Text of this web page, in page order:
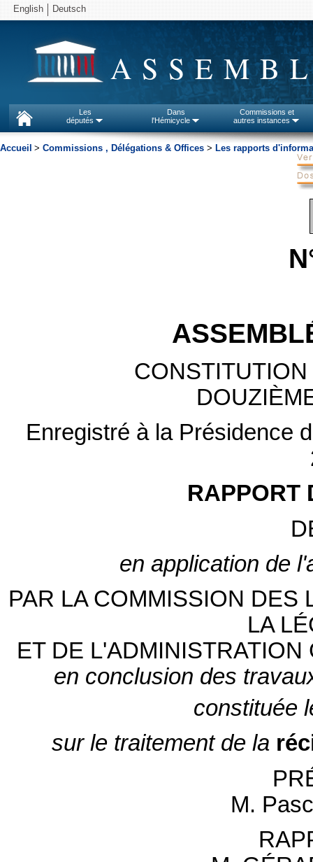
English Deutsch
Les
députés
Dans
l'Hémicycle
Commissions et
autres instances
Accueil > Commissions , Délégations & Offices > Les rapports
Enregistré à la Présidence
RAPPORT
en application de
PAR LA COMMISSION DES
LA
ET DE
en conclusion des
constituée
sur le traitement de la
M.